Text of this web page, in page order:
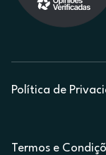
Política de
Termos e